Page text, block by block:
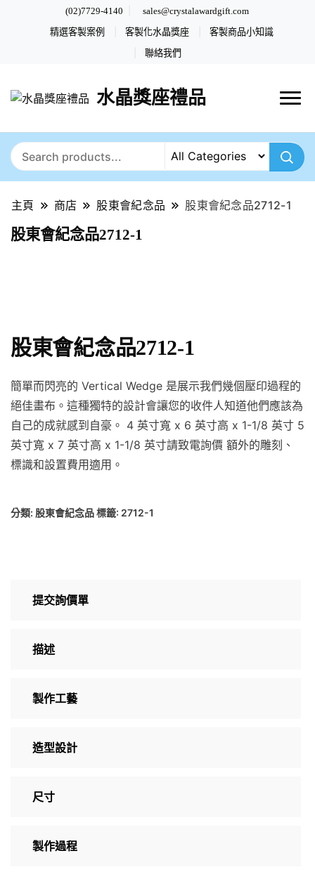
(02)7729-4140 sales@crystalawardgift.com
精選客製案例 客製化水晶獎座 客製商品小知識
聯絡我們
水晶獎座禮品
主頁 商店 股東會紀念品 股東會紀念品2712-1
股東會紀念品2712-1
股東會紀念品2712-1
簡單而閃亮的 Vertical Wedge 是展示我們幾個壓印過程的
絕佳畫布。這種獨特的設計會讓您的收件人知道他們應該為
自己的成就感到自豪。 4 英寸寬 x 6 英寸高 x 1-1/8 英寸 5
英寸寬 x 7 英寸高 x 1-1/8 英寸請致電詢價 額外的雕刻、
標識和設置費用適用。
分類: 股東會紀念品標籤: 2712-1
提交詢價單
描述
製作工藝
造型設計
尺寸
製作過程